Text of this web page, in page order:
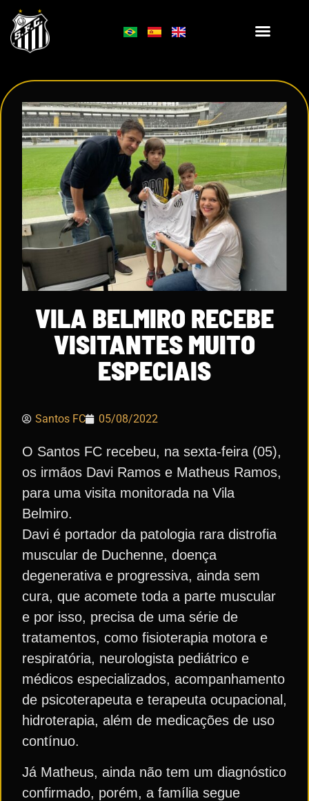
VILA BELMIRO RECEBE
VISITANTES MUITO
ESPECIAIS
Santos FC 05/08/2022
O Santos FC recebeu, na sexta-feira (05),
os irmãos Davi Ramos e Matheus Ramos,
para uma visita monitorada na Vila
Belmiro.
Davi é portador da patologia rara distrofia
muscular de Duchenne, doença
degenerativa e progressiva, ainda sem
cura, que acomete toda a parte muscular
e por isso, precisa de uma série de
tratamentos, como fisioterapia motora e
respiratória, neurologista pediátrico e
médicos especializados, acompanhamento
de psicoterapeuta e terapeuta ocupacional,
hidroterapia, além de medicações de uso
contínuo.
Já Matheus, ainda não tem um diagnóstico
confirmado, porém, a família segue